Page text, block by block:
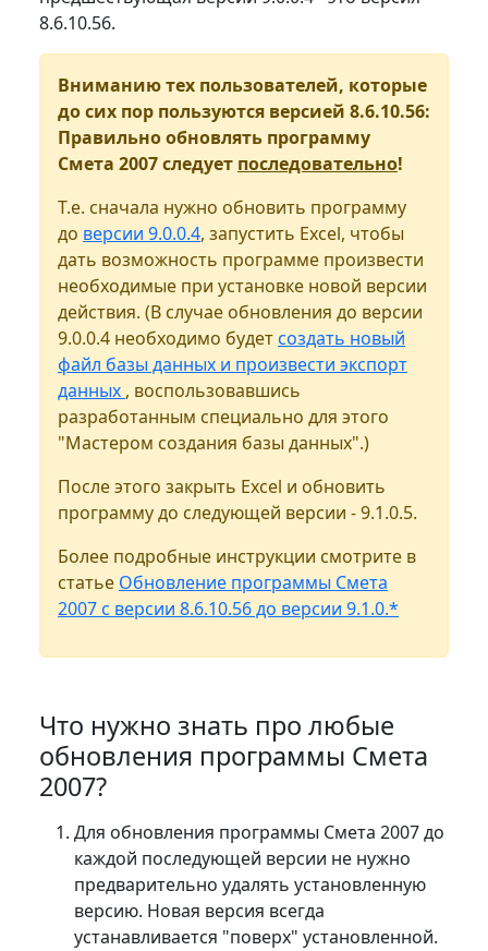
8.6.10.56.
Вниманию тех пользователей, которые
до сих пор пользуются версией 8.6.10.56:
Правильно обновлять программу
Смета 2007 следует последовательно!
Т.е. сначала нужно обновить программу
до версии 9.0.0.4, запустить Excel, чтобы
дать возможность программе произвести
необходимые при установке новой версии
действия. (В случае обновления до версии
9.0.0.4 необходимо будетсоздать новый
файл базы данных и произвести экспорт
данных , воспользовавшись
разработанным специально для этого
"Мастером создания базы данных".)
После этого закрыть Excel и обновить
программу до следующей версии - 9.1.0.5.
Более подробные инструкции смотрите в
статье Обновление программы Смета
2007 с версии 8.6.10.56 до версии 9.1.0.*
Что нужно знать про любые
обновления программы Смета
2007?
Для обновления программы Смета 2007 до
каждой последующей версии не нужно
предварительно удалять установленную
версию. Новая версия всегда
устанавливается "поверх" установленной.